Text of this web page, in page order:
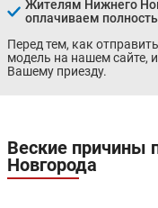
Жителям Нижнего
оплачиваем
Перед тем, как
модель на нашем сайте,
Вашему приезду.
Веские причины
Новгорода